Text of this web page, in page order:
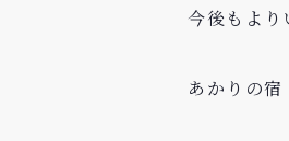
今後もより
あかりの